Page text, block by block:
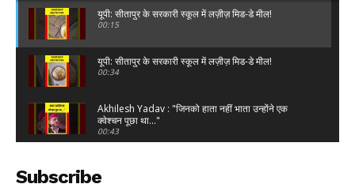
Contact Us
About Us
Privacy Policy
Terms of Use Agreement
Facebook
X WhatsApp
Share
यूपी: सीतापुर के सरकारी स्कूल में लज़ीज़ मिड-डे मील!
00:15
यूपी: सीतापुर के सरकारी स्कूल में लज़ीज़ मिड-डे मील!
00:34
Akhilesh Yadav : "जिनको हाता नहीं भाता उन्होंने एक
क्वेश्चन पूछा था..."
00:43
02:39
Subscribe